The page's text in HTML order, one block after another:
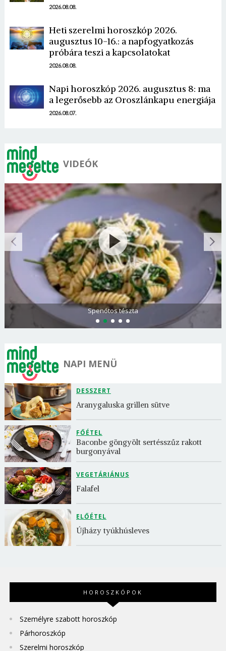
2026.08.08.
Heti szerelmi horoszkóp 2026.
augusztus 10-16.: a napfogyatkozás
próbára teszi a kapcsolatokat
2026.08.08.
Napi horoszkóp 2026. augusztus 8: ma
a legerősebb az Oroszlánkapu energiája
2026.08.07.
VIDEÓK
Spenótos tészta
NAPI MENÜ
DESSZERT
Aranygaluska grillen sütve
FŐÉTEL
Baconbe göngyölt sertésszűz rakott
burgonyával
VEGETÁRIÁNUS
Falafel
ELŐÉTEL
Újházy tyúkhúsleves
HOROSZKÓPOK
Személyre szabott horoszkóp
Párhoroszkóp
Szerelmi horoszkóp
Borsonline bejelentkezés
E-mail cím vagy felhasználónév
Jelszó